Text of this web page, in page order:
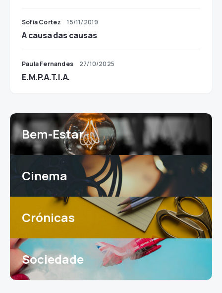
Sofia Cortez 15/11/2019
A causa das causas
Paula Fernandes 27/10/2025
E.M.P.A.T.I.A.
Bem-Estar
Cinema
Crónicas
Sociedade